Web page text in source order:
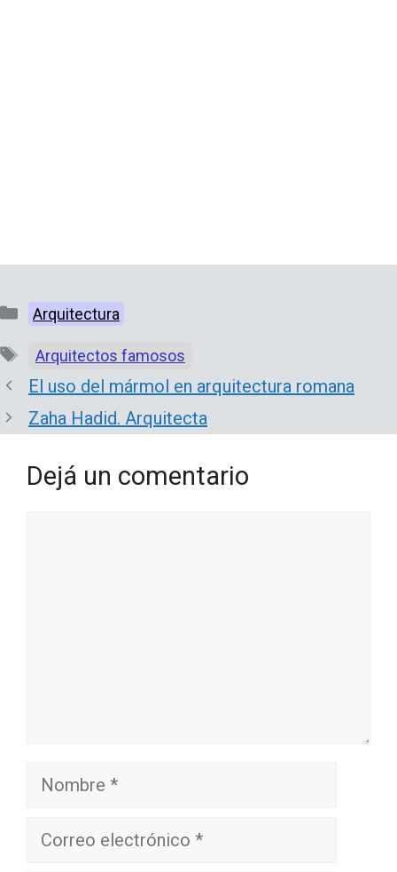
Categorías
Arquitectura
Etiquetas
Arquitectos famosos
El uso del mármol en arquitectura romana
Zaha Hadid. Arquitecta
Dejá un comentario
Nombre
Correo